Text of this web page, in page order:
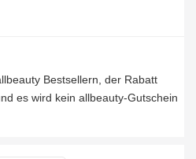
Bestsellern, der Rabatt
es wird kein allbeauty-Gutschein